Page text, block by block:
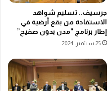
جرسيف.. تسليم شواهد
الاستفادة من بقع أرضية في
إطار برنامج “مدن بدون صفيح”
25 سبتمبر، 2024